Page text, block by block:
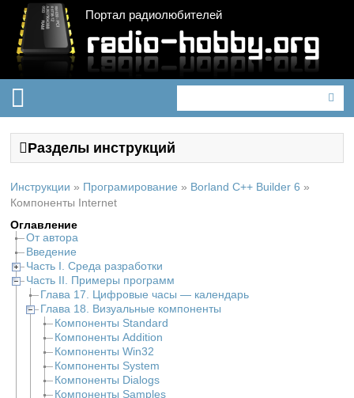
Портал радиолюбителей
Разделы инструкций
Инструкции » Програмирование » Borland C++ Builder 6 »
Компоненты Internet
Оглавление
От автора
Введение
Часть I. Среда разработки
Часть II. Примеры программ
Глава 17. Цифровые часы — календарь
Глава 18. Визуальные компоненты
Компоненты Standard
Компоненты Addition
Компоненты Win32
Компоненты System
Компоненты Dialogs
Компоненты Samples